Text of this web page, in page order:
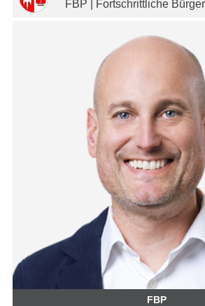
FBP | Fortschrittliche
FBP